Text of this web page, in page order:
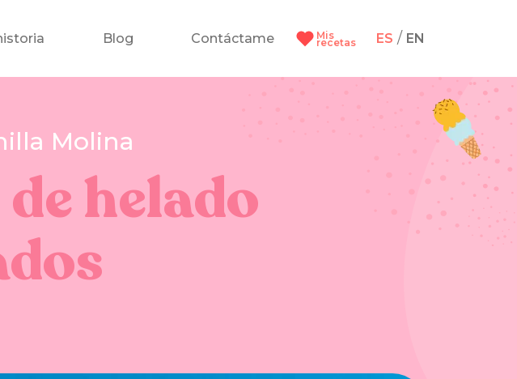
ES / EN
Mis
recetas
Blog Contáctame
Molina
helado